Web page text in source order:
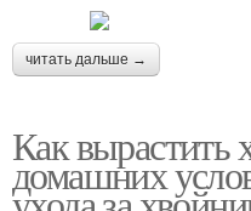
читать дальше →
Как вырастить
домашних